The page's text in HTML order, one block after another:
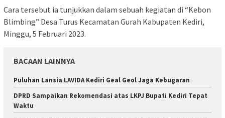
Cara tersebut ia tunjukkan dalam sebuah kegiatan di “Kebon
Blimbing” Desa Turus Kecamatan Gurah Kabupaten Kediri,
Minggu, 5 Februari 2023.
BACAAN LAINNYA
Puluhan Lansia LAVIDA Kediri Geal Geol Jaga Kebugaran
DPRD Sampaikan Rekomendasi atas LKPJ Bupati Kediri Tepat
Waktu